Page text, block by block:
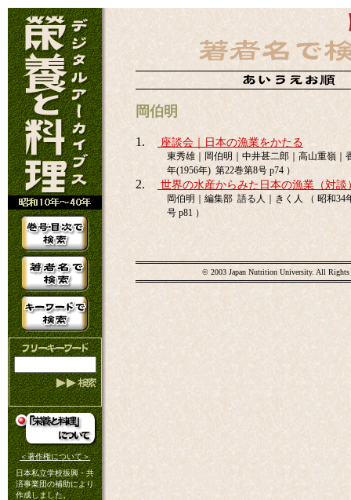
＜著作権について＞
日本私立学校振興・共
済事業団の補助により
作成しました。
岡伯明
1. 座談会｜日本の漁業をかたる
東秀雄｜岡伯明｜中井甚二郎｜高山重嶺｜
年(1956年) 第22巻第8号 p74 ）
2. 世界の水産からみた日本の漁業（対談
岡伯明｜編集部 語る人｜きく人 （ 昭和34
号 p81 ）
© 2003 Japan Nutrition University. All Rights